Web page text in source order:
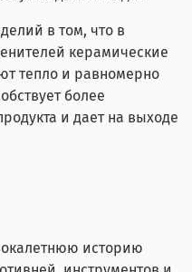
в том, что в
керамические
тепло и равномерно
более
и дает на выходе
историю